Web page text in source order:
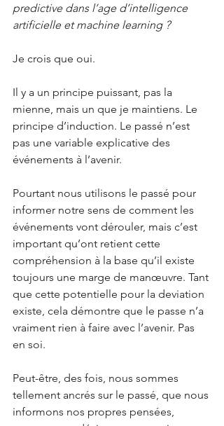
predictive dans l’age d’intelligence
artificielle et machine learning ?
Je crois que oui.
Il y a un principe puissant, pas la
mienne, mais un que je maintiens. Le
principe d’induction. Le passé n’est
pas une variable explicative des
événements à l’avenir.
Pourtant nous utilisons le passé pour
informer notre sens de comment les
événements vont dérouler, mais c’est
important qu’ont retient cette
compréhension à la base qu’il existe
toujours une marge de manœuvre. Tant
que cette potentielle pour la deviation
existe, cela démontre que le passe n’a
vraiment rien à faire avec l’avenir. Pas
en soi.
Peut-être, des fois, nous sommes
tellement ancrés sur le passé, que nous
informons nos propres pensées,